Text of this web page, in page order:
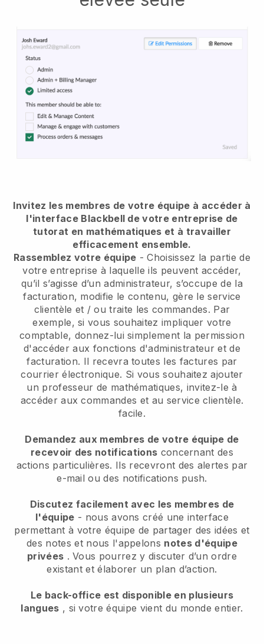
Invitez les membres de votre équipe à accéder à
l'interface Blackbell de votre entreprise de
tutorat en mathématiques et à travailler
efficacement ensemble.
Rassemblez votre équipe - Choisissez la partie de
votre entreprise à laquelle ils peuvent accéder,
qu’il s’agisse d’un administrateur, s’occupe de la
facturation, modifie le contenu, gère le service
clientèle et / ou traite les commandes. Par
exemple, si vous souhaitez impliquer votre
comptable, donnez-lui simplement la permission
d'accéder aux fonctions d'administrateur et de
facturation. Il recevra toutes les factures par
courrier électronique. Si vous souhaitez ajouter
un professeur de mathématiques, invitez-le à
accéder aux commandes et au service clientèle.
facile.
Demandez aux membres de votre équipe de
recevoir des notifications concernant des
actions particulières. Ils recevront des alertes par
e-mail ou des notifications push.
Discutez facilement avec les membres de
l'équipe - nous avons créé une interface
permettant à votre équipe de partager des idées et
des notes et nous l'appelons notes d'équipe
privées . Vous pourrez y discuter d’un ordre
existant et élaborer un plan d’action.
Le back-office est disponible en plusieurs
langues , si votre équipe vient du monde entier.